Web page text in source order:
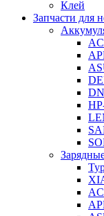
Клей
Запчасти для